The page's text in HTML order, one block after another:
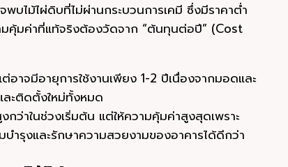
ไม้ไผ่ดิบที่ไม่ผ่านกระบวนการเคมี ซึ่งมีราคาต่ำ
คุ้มค่าที่แท้จริงต้องวัดจาก “ต้นทุนต่อปี” (Cost
อาจมีอายุการใช้งานเพียง 1-2 ปีเนื่องจากมอดและ
ละติดตั้งใหม่ทั้งหมด
กว่าในช่วงเริ่มต้น แต่ให้ความคุ้มค่าสูงสุดเพราะ
ำรุงและรักษาความสวยงามของอาคารได้ดีกว่า